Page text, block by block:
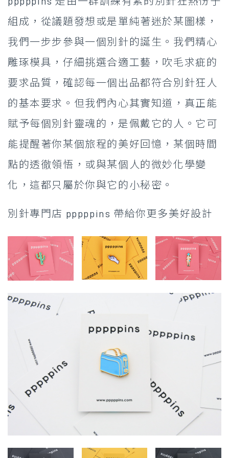
組成，從議題發想或是單純著迷於某圖樣，
我們一步步參與一個別針的誕生。我們精心
雕琢模具，仔細挑選合適工藝，吹毛求疵的
要求品質，確認每一個出品都符合別針狂人
的基本要求。但我們內心其實知道，真正能
賦予每個別針靈魂的，是佩戴它的人。它可
能提醒著你某個旅程的美好回憶，某個時間
點的透徹領悟，或與某個人的微妙化學變
化，這都只屬於你與它的小秘密。
別針專門店 pppppins 帶給你更多美好設計